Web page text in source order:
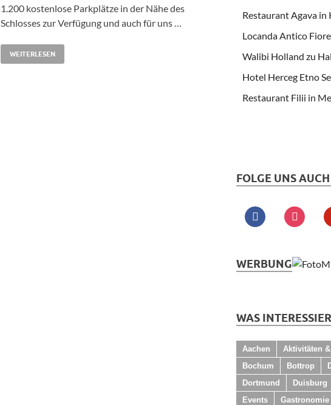
1.200 kostenlose Parkplätze in der Nähe des
Schlosses zur Verfügung und auch für uns …
WEITERLESEN
Restaurant Agava in
Locanda Antico
Walibi Holland zu
Hotel Herceg Etno
Restaurant Filii in
FOLGE UNS
WERBUNG
WAS
Aachen Aktivitäten
Bochum
Bottrop
Dortmund
Duisburg
Events
Gastronomie